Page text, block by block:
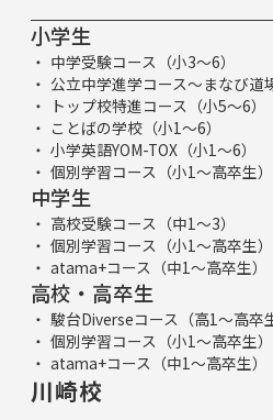
小学生
中学受験コース（小3～6）
公立中学進学コース～まなび道
トップ校特進コース（小5～6）
ことばの学校（小1～6）
小学英語YOM-TOX（小1～6）
個別学習コース（小1～高卒生）
中学生
高校受験コース（中1～3）
個別学習コース（小1～高卒生）
atama+コース（中1～高卒生）
高校・高卒生
駿台Diverseコース（高1～高卒生
個別学習コース（小1～高卒生）
atama+コース（中1～高卒生）
川崎校